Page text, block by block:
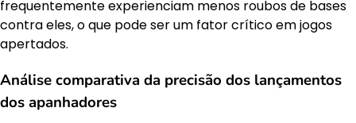
frequentemente experienciam menos roubos de bases
contra eles, o que pode ser um fator crítico em jogos
apertados.
Análise comparativa da precisão dos lançamentos
dos apanhadores